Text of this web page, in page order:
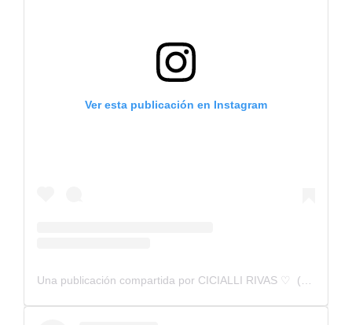
Ver esta publicación en Instagram